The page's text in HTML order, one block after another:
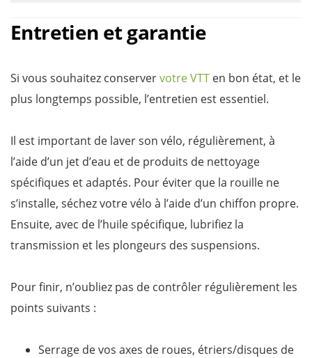
Entretien et garantie
Si vous souhaitez conservervotre VTT en bon état, et le
plus longtemps possible, l’entretien est essentiel.
Il est important de laver son vélo, régulièrement, à
l’aide d’un jet d’eau et de produits de nettoyage
spécifiques et adaptés. Pour éviter que la rouille ne
s’installe, séchez votre vélo à l’aide d’un chiffon propre.
Ensuite, avec de l’huile spécifique, lubrifiez la
transmission et les plongeurs des suspensions.
Pour finir, n’oubliez pas de contrôler régulièrement les
points suivants :
Serrage de vos axes de roues, étriers/disques de